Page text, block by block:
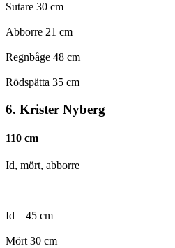
Sutare 30 cm
Abborre 21 cm
Regnbåge 48 cm
Rödspätta 35 cm
6. Krister Nyberg
110 cm
Id, mört, abborre
Id – 45 cm
Mört 30 cm